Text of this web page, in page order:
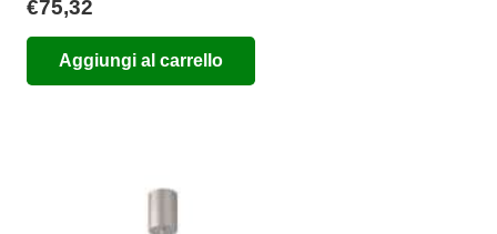
€75,32
Aggiungi al carrello